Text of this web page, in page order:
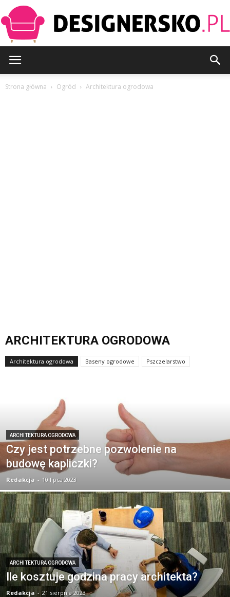
Strona główna Ogród Architektura ogrodowa
ARCHITEKTURA OGRODOWA
Architektura ogrodowa Baseny ogrodowe Pszczelarstwo
ARCHITEKTURA OGRODOWA
Czy jest potrzebne pozwolenie na
budowę kapliczki?
Redakcja - 10 lipca 2023
ARCHITEKTURA OGRODOWA
Ile kosztuje godzina pracy architekta?
Redakcja - 21 sierpnia 2023